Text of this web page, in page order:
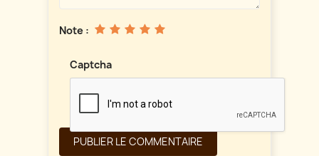
Note :
Captcha